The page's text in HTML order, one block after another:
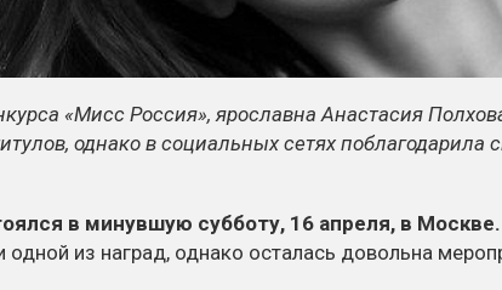
«Мисс Россия», ярославна Анастасия
однако в социальных сетях поблагодарила
в минувшую субботу, 16 апреля, в Москве.
одной из наград, однако осталась довольна